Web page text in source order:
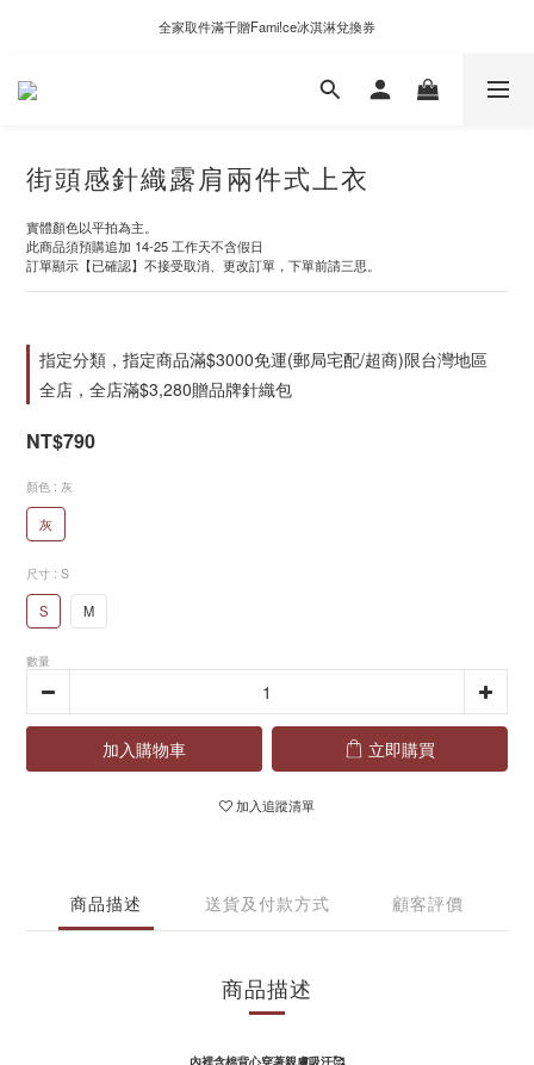
新自製款系列首批限時優惠｜單件95折，任兩件9折
全家取件滿千贈Fami!ce冰淇淋兌換券
新自製款系列首批限時優惠｜單件95折，任兩件9折
街頭感針織露肩兩件式上衣
實體顏色以平拍為主。
此商品須預購追加 14-25 工作天不含假日
訂單顯示【已確認】不接受取消、更改訂單，下單前請三思。
指定分類，指定商品滿$3000免運(郵局宅配/超商)限台灣地區
全店，全店滿$3,280贈品牌針織包
NT$790
顏色 : 灰
灰
尺寸 : S
S M
數量
加入購物車 立即購買
加入追蹤清單
商品描述 送貨及付款方式 顧客評價
商品描述
內裡含棉背心穿著親膚吸汗🥰